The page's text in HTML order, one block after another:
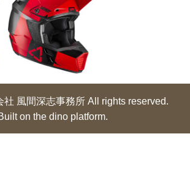
風間深志事務所 All rights reserved.
on the dino platform.